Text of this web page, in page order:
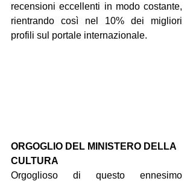
recensioni eccellenti in modo costante,
rientrando così nel 10% dei migliori
profili sul portale internazionale.
ORGOGLIO DEL MINISTERO DELLA
CULTURA
Orgoglioso di questo ennesimo